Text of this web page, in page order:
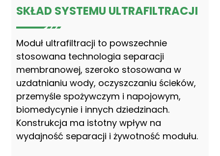
SKŁAD SYSTEMU ULTRAFILTRACJI
Moduł ultrafiltracji to powszechnie
stosowana technologia separacji
membranowej, szeroko stosowana w
uzdatnianiu wody, oczyszczaniu ścieków,
przemyśle spożywczym i napojowym,
biomedycynie i innych dziedzinach.
Konstrukcja ma istotny wpływ na
wydajność separacji i żywotność modułu.